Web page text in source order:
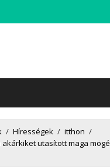
/ Hírességek / itthon /
utasított maga mögé